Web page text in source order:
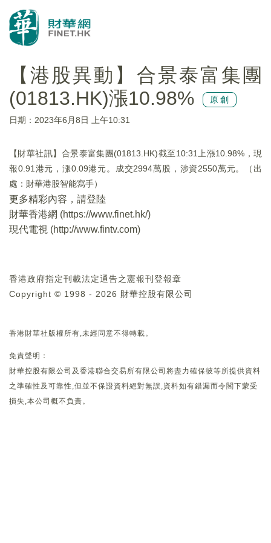
【港股異動】合景泰富集團
(01813.HK)漲10.98%
原創
日期：2023年6月8日 上午10:31
【財華社訊】合景泰富集團(01813.HK)截至10:31上漲10.98%，現
報0.91港元，漲0.09港元。成交2994萬股，涉資2550萬元。（出
處：財華港股智能寫手）
更多精彩內容，請登陸
財華香港網 (https://www.finet.hk/)
現代電視 (http://www.fintv.com)
香港政府指定刊載法定通告之憲報刊登報章
Copyright © 1998 - 2026 財華控股有限公司
香港財華社版權所有,未經同意不得轉載。
免責聲明：
財華控股有限公司及香港聯合交易所有限公司將盡力確保彼等所提供資料
之準確性及可靠性,但並不保證資料絕對無誤,資料如有錯漏而令閣下蒙受
損失,本公司概不負責。